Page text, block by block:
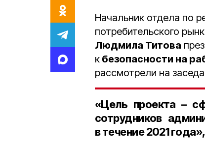
Начальник отдела по
потребительского
Людмила Титова
к безопасности на
рассмотрели на
«Цель проекта –
сотрудников
в течение2021 года